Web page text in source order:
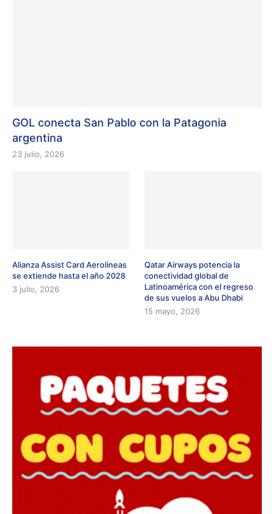
GOL conecta San Pablo con la Patagonia
argentina
23 julio, 2026
Alianza Assist Card Aerolíneas
se extiende hasta el año 2028
3 julio, 2026
Qatar Airways potencia la
conectividad global de
Latinoamérica con el regreso
de sus vuelos a Abu Dhabi
15 mayo, 2026